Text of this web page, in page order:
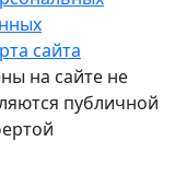
сайта
на сайте не
публичной